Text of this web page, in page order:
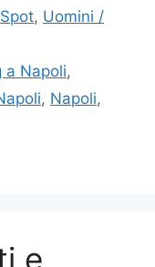
Spot, Uomini /
a Napoli,
, Napoli,
e